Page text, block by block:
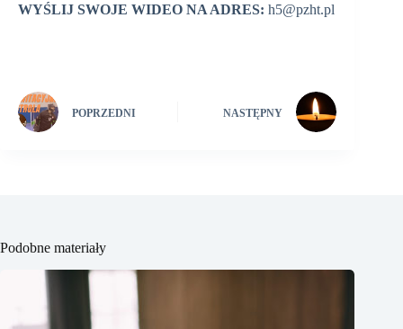
WYŚLIJ SWOJE WIDEO NA ADRES: h5@pzht.pl
POPRZEDNI NASTĘPNY
Podobne materiały